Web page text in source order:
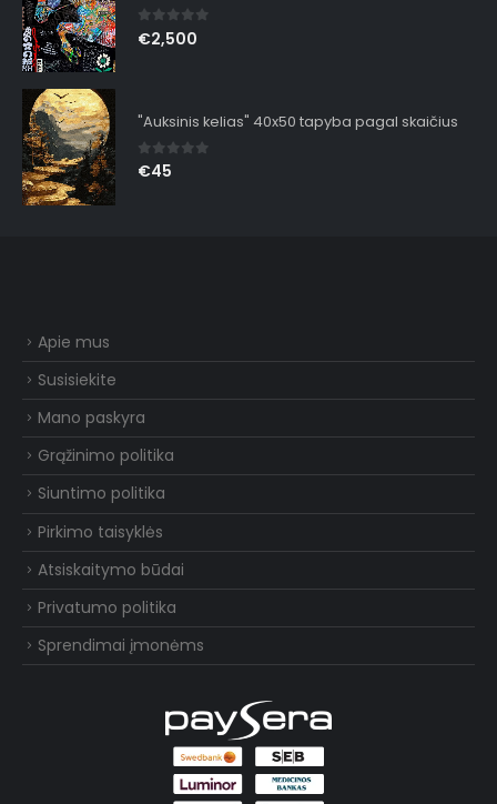
0out of 5
€2,500
"Auksinis kelias" 40x50 tapyba pagal skaičius
0out of 5
€45
Apie mus
Susisiekite
Mano paskyra
Grąžinimo politika
Siuntimo politika
Pirkimo taisyklės
Atsiskaitymo būdai
Privatumo politika
Sprendimai įmonėms